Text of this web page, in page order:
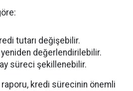
tutarı değişebilir.
değerlendirilebilir.
süreci şekillenebilir.
kredi sürecinin önemli